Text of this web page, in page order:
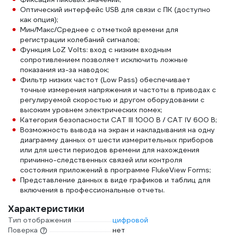
Оптический интерфейс USB для связи с ПК (доступно
как опция);
Мин/Макс/Среднее с отметкой времени для
регистрации колебаний сигналов;
Функция LoZ Volts: вход с низким входным
сопротивлением позволяет исключить ложные
показания из-за наводок;
Фильтр низких частот (Low Pass) обеспечивает
точные измерения напряжения и частоты в приводах с
регулируемой скоростью и другом оборудовании с
высоким уровнем электрических помех;
Категория безопасности CAT III 1000 В / CAT IV 600 В;
Возможность вывода на экран и накладывания на одну
диаграмму данных от шести измерительных приборов
или для шести периодов времени для нахождения
причинно-следственных связей или контроля
состояния приложений в программе FlukeView Forms;
Представление данных в виде графиков и таблиц для
включения в профессиональные отчеты.
Характеристики
Тип отображения
цифровой
Поверка
нет